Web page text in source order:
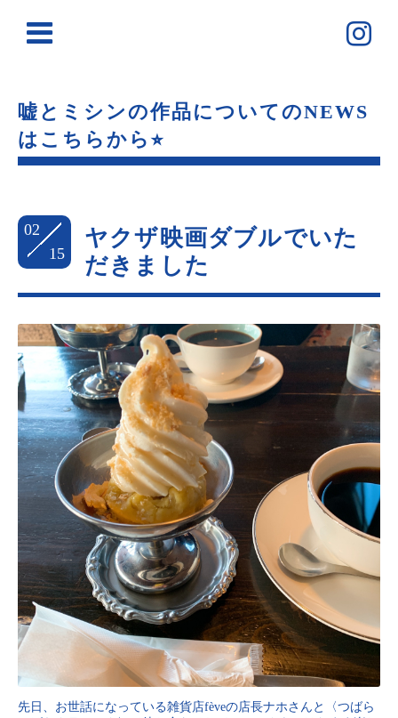
嘘とミシンの作品についてのNEWS
はこちらから⭐︎
02
15
ヤクザ映画ダブルでいた
だきました
先日、お世話になっている雑貨店fèveの店長ナホさんと〈つばら